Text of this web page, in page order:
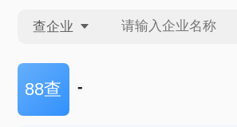
查企业
查企业
88查 -